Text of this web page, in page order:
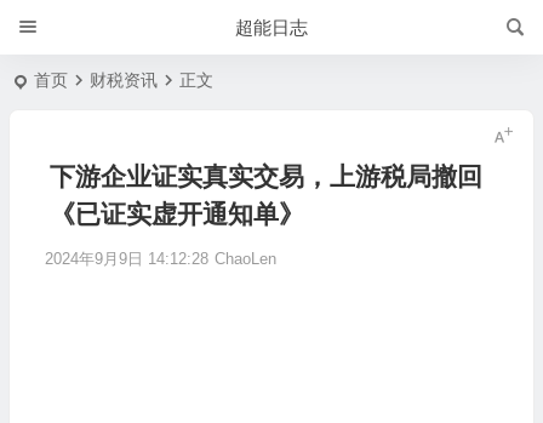
超能日志
首页 财税资讯 正文
下游企业证实真实交易，上游税局撤回
《已证实虚开通知单》
2024年9月9日 14:12:28 ChaoLen